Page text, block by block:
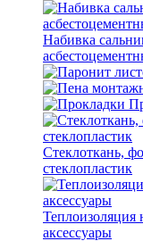
Набивка
Стеклоткань,
стеклопластик
Теплоизоляция
аксессуары